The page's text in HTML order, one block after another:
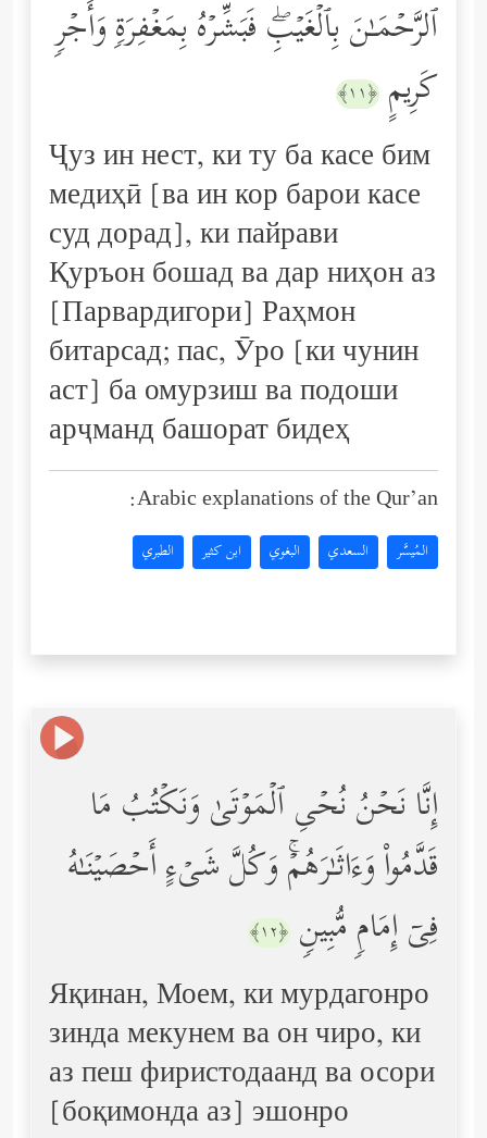
ٱلرَّحۡمَـٰنَ بِٱلۡغَیۡبِۖ فَبَشِّرۡهُ بِمَغۡفِرَةࣲ وَأَجۡرࣲ
كَرِیمٍ ﴿١١﴾
Ҷуз ин нест, ки ту ба касе бим
медиҳӣ [ва ин кор барои касе
суд дорад], ки пайрави
Қуръон бошад ва дар ниҳон аз
[Парвардигори] Раҳмон
битарсад; пас, Ӯро [ки чунин
аст] ба омурзиш ва подоши
арҷманд башорат бидеҳ
Arabic explanations of the Qur’an:
المُيسَّر السعدي البغوي ابن كثير الطبري
إِنَّا نَحۡنُ نُحۡیِ ٱلۡمَوۡتَىٰ وَنَكۡتُبُ مَا
قَدَّمُواْ وَءَاثَـٰرَهُمۡۚ وَكُلَّ شَیۡءٍ أَحۡصَیۡنَـٰهُ
فِیۤ إِمَامࣲ مُّبِینࣲ ﴿١٢﴾
Яқинан, Моем, ки мурдагонро
зинда мекунем ва он чиро, ки
аз пеш фиристодаанд ва осори
[боқимонда аз] эшонро